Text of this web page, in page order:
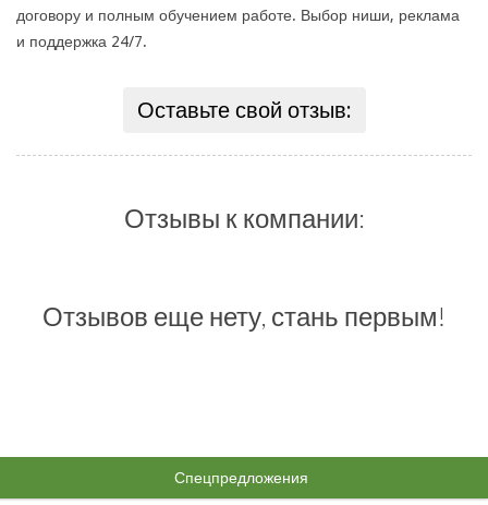
договору и полным обучением работе. Выбор ниши, реклама
и поддержка 24/7.
Оставьте свой отзыв:
Отзывы к компании:
Отзывов еще нету, стань первым!
Спецпредложения